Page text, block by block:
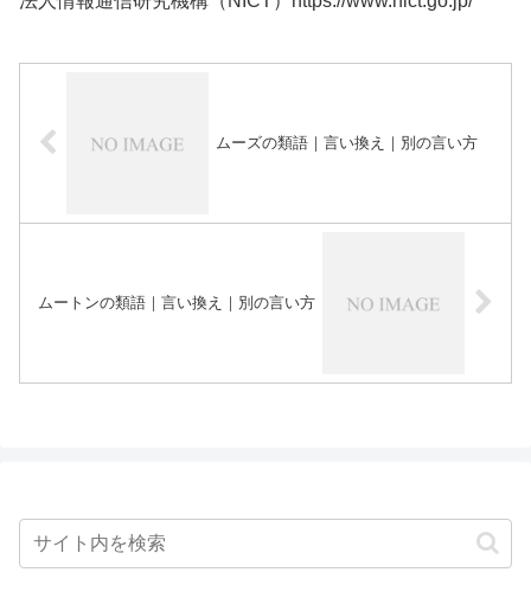
ムーズの類語｜言い換え｜別の言い方
ムートンの類語｜言い換え｜別の言い方